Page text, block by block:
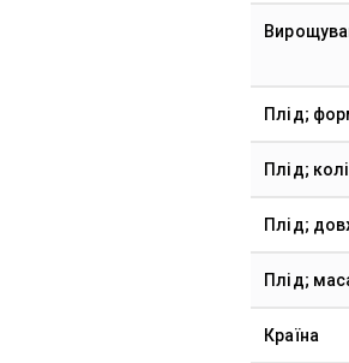
Плід;
Плід;
Плід;
Плід;
Країна